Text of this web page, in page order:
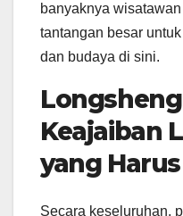
banyaknya
tantangan besar
dan budaya di sini.
Keajaiban
yang
Secara keseluruhan,